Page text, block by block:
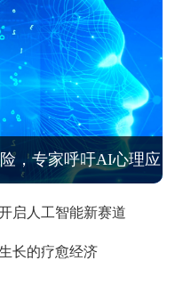
，专家呼吁AI心理应
用
启人工智能新赛道
长的疗愈经济